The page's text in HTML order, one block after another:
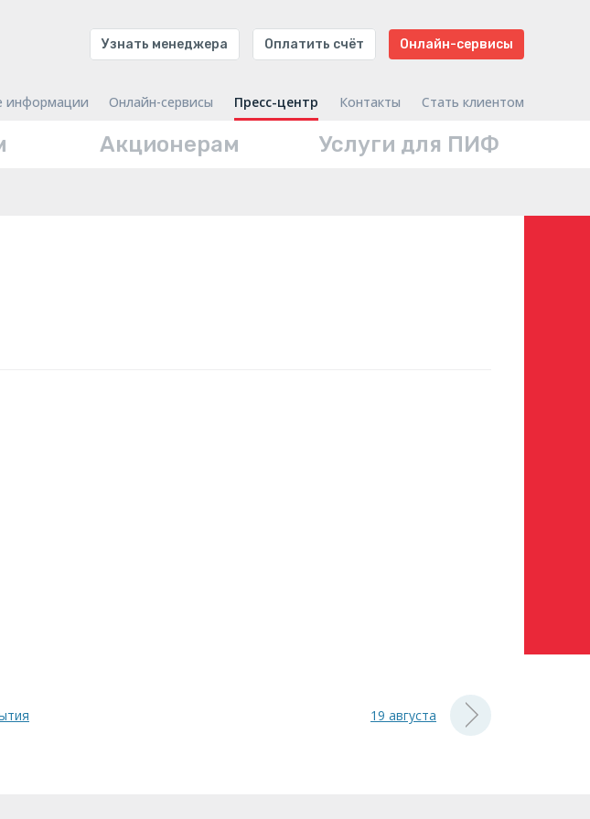
Узнать менеджера Оплатить счёт Онлайн-сервисы
информации Онлайн-сервисы Пресс-центр Контакты Стать клиентом
Акционерам Услуги для ПИФ
19 августа